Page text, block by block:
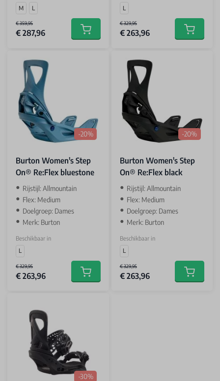
M
L
€ 359,95
€ 287,96 Add to cart
L
€ 329,95
€ 263,96 Add to
-20%
Burton Women's Step
On® Re:Flex bluestone
Rijstijl: Allmountain
Flex: Medium
Doelgroep: Dames
Merk: Burton
Beschikbaar in
L
€ 329,95
€ 263,96 Add to cart
-20%
Burton Women's Step
On® Re:Flex black
Rijstijl: Allmountain
Flex: Medium
Doelgroep: Dames
Merk: Burton
Beschikbaar in
L
€ 329,95
€ 263,96 Add to
-30%